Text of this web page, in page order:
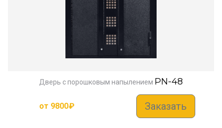
Дверь с порошковым напылением PN-48
от 9800₽ Заказать